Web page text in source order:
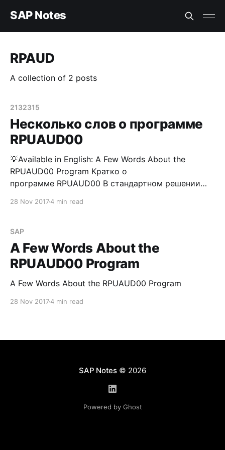
SAP Notes
RPAUD
A collection of 2 posts
2132315
Несколько слов о программе
RPUAUD00
💡Available in English: A Few Words About the
RPUAUD00 Program Кратко о
программе RPUAUD00 В стандартном решении
пользователя, инфо-типу. Настройка всего этого
процесса настолько простая, что
останавливаться на ней, как мне кажется, не
имеет
28 Nov 20174 min read
SAP
A Few Words About the
RPUAUD00 Program
A Few Words About the RPUAUD00 Program
28 Nov 20174 min read
SAP Notes© 2026
Powered by Ghost